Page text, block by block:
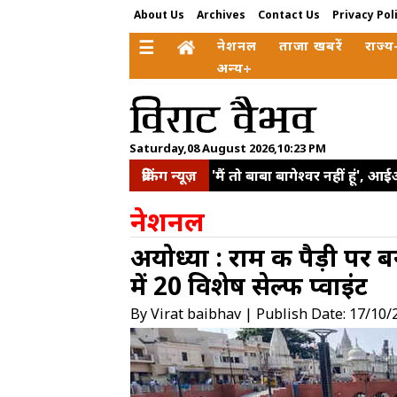
About Us Archives Contact Us Privacy
☰ नेशनल ताजा खबरें राज्य
अन्य
Saturday,08 August 2026,10:23 PM
ब्रेकिंग न्यूज़ 'मैं तो बाबा बागेश्वर नहीं हूं',
राहुल गांधी को
परियोजनाओं के लिए 2 अरब
बोले-यात्रियों की सुरक्षा और
का किया ऐलान
यूक्रेन
नेशनल
अयोध्या : राम की पैड़ी पर
में 20 विशेष सेल्फी प्वाइंट
By Virat baibhav | Publish Date: 17/10/